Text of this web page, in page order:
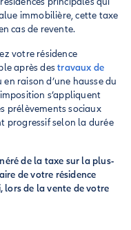
immobilière, cette taxe
cas de revente.
votre résidence
après destravaux de
raison d’une hausse du
s’appliquent
prélèvements sociaux
progressif selon la durée
de la taxe sur la plus-
de votre résidence
lors de la vente de votre